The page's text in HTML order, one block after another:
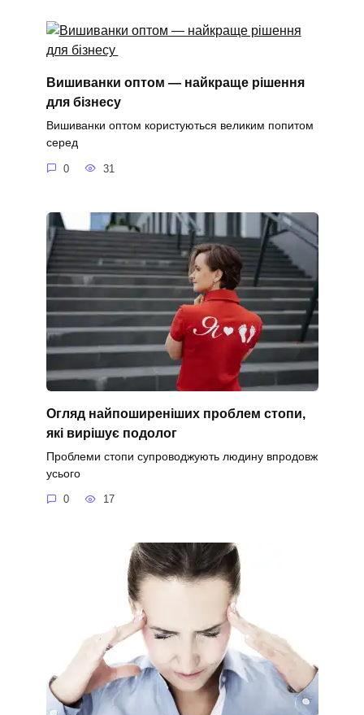
Вишиванки оптом — найкраще рішення
для бізнесу
Вишиванки оптом користуються великим попитом
серед
0 31
Огляд найпоширеніших проблем стопи,
які вирішує подолог
Проблеми стопи супроводжують людину впродовж
усього
0 17